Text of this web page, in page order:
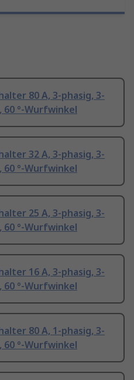
80 A, 3-phasig, 3-
°-Wurfwinkel
32 A, 3-phasig, 3-
°-Wurfwinkel
25 A, 3-phasig, 3-
°-Wurfwinkel
16 A, 3-phasig, 3-
°-Wurfwinkel
80 A, 1-phasig, 3-
°-Wurfwinkel